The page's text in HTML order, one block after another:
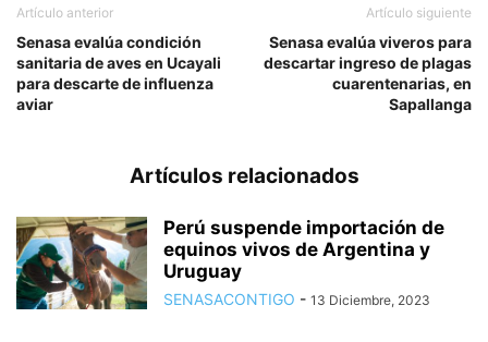
Artículo anterior
Senasa evalúa condición
sanitaria de aves en Ucayali
para descarte de influenza
aviar
Artículo siguiente
Senasa evalúa viveros para
descartar ingreso de plagas
cuarentenarias, en
Sapallanga
Artículos relacionados
Perú suspende importación de
equinos vivos de Argentina y
Uruguay
SENASACONTIGO - 13 Diciembre, 2023